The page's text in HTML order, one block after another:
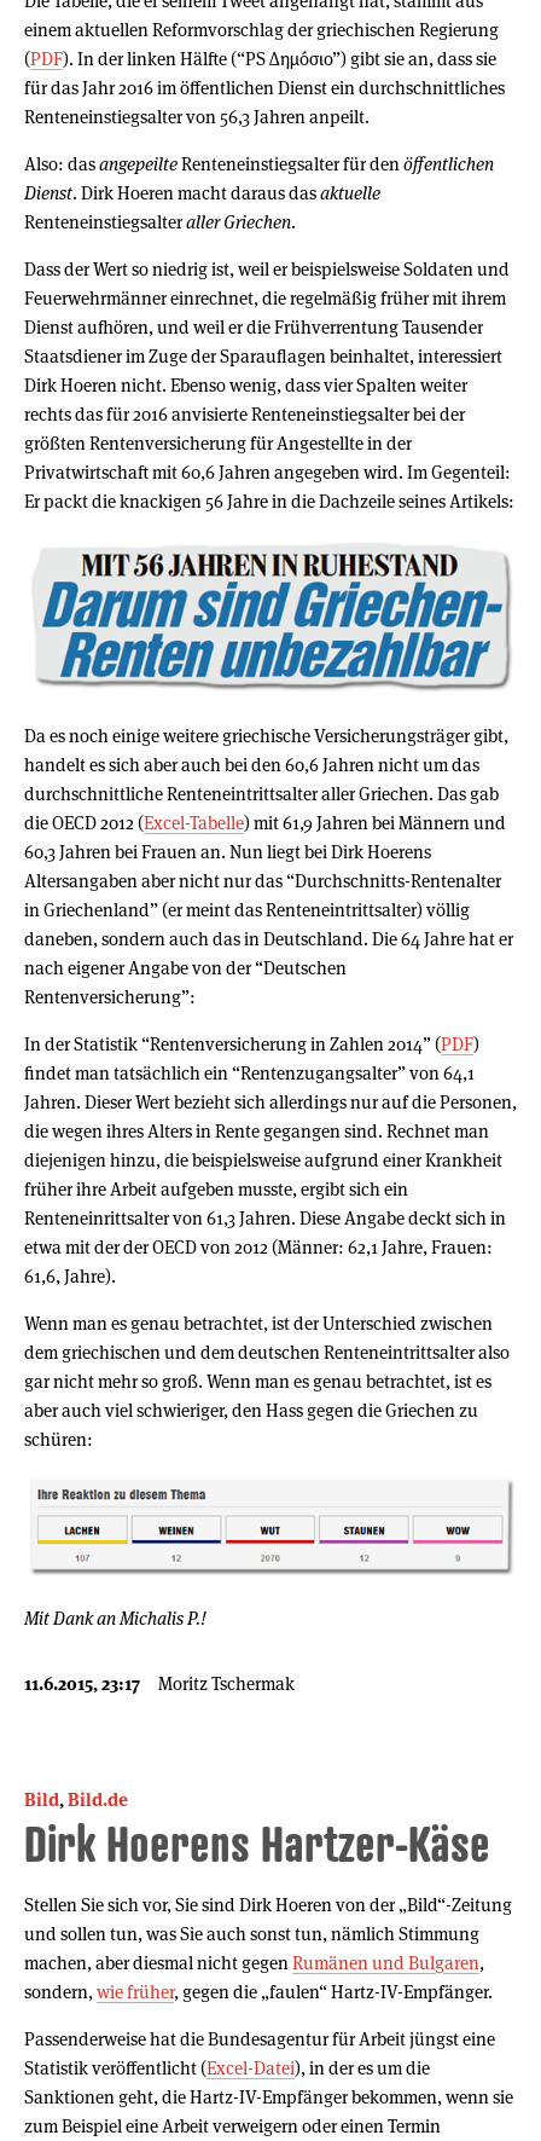
einem aktuellen Reformvorschlag der griechischen Regierung
(PDF). In der linken Hälfte (“PS Δημóσιο”) gibt sie an, dass sie
für das Jahr 2016 im öffentlichen Dienst ein durchschnittliches
Renteneinstiegsalter von 56,3 Jahren anpeilt.
Also: dasangepeilteRenteneinstiegsalter für den öffentlichen
Dienst. Dirk Hoeren macht daraus dasaktuelle
Renteneinstiegsalteraller Griechen.
Dass der Wert so niedrig ist, weil er beispielsweise Soldaten und
Feuerwehrmänner einrechnet, die regelmäßig früher mit ihrem
Dienst aufhören, und weil er die Frühverrentung Tausender
Staatsdiener im Zuge der Sparauflagen beinhaltet, interessiert
Dirk Hoeren nicht. Ebenso wenig, dass vier Spalten weiter
rechts das für 2016 anvisierte Renteneinstiegsalter bei der
größten Rentenversicherung für Angestellte in der
Privatwirtschaft mit 60,6 Jahren angegeben wird. Im Gegenteil:
Er packt die knackigen 56 Jahre in die Dachzeile seines Artikels:
Da es noch einige weitere griechische Versicherungsträger gibt,
handelt es sich aber auch bei den 60,6 Jahren nicht um das
durchschnittliche Renteneintrittsalter aller Griechen. Das gab
die OECD 2012 (Excel-Tabelle) mit 61,9 Jahren bei Männern und
60,3 Jahren bei Frauen an. Nun liegt bei Dirk Hoerens
Altersangaben aber nicht nur das “Durchschnitts-Rentenalter
in Griechenland” (er meint das Renteneintrittsalter) völlig
daneben, sondern auch das in Deutschland. Die 64 Jahre hat er
nach eigener Angabe von der “Deutschen
Rentenversicherung”:
In der Statistik “Rentenversicherung in Zahlen 2014” (PDF)
findet man tatsächlich ein “Rentenzugangsalter” von 64,1
Jahren. Dieser Wert bezieht sich allerdings nur auf die Personen,
die wegen ihres Alters in Rente gegangen sind. Rechnet man
diejenigen hinzu, die beispielsweise aufgrund einer Krankheit
früher ihre Arbeit aufgeben musste, ergibt sich ein
Renteneinrittsalter von 61,3 Jahren. Diese Angabe deckt sich in
etwa mit der der OECD von 2012 (Männer: 62,1 Jahre, Frauen:
61,6, Jahre).
Wenn man es genau betrachtet, ist der Unterschied zwischen
dem griechischen und dem deutschen Renteneintrittsalter also
gar nicht mehr so groß. Wenn man es genau betrachtet, ist es
aber auch viel schwieriger, den Hass gegen die Griechen zu
schüren:
Mit Dank an Michalis P.!
11.6.2015, 23:17 Moritz Tschermak
Bild,Bild.de
Dirk Hoerens Hartzer-Käse
Stellen Sie sich vor, Sie sind Dirk Hoeren von der „Bild“-Zeitung
und sollen tun, was Sie auch sonst tun, nämlich Stimmung
machen, aber diesmal nicht gegenRumänen und Bulgaren,
sondern,wie früher, gegen die „faulen“ Hartz-IV-Empfänger.
Passenderweise hat die Bundesagentur für Arbeit jüngst eine
Statistik veröffentlicht (Excel-Datei), in der es um die
Sanktionen geht, die Hartz-IV-Empfänger bekommen, wenn sie
zum Beispiel eine Arbeit verweigern oder einen Termin